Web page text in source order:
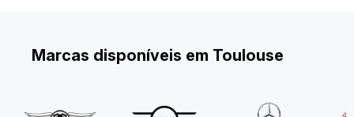
Marcas disponíveis em Toulouse